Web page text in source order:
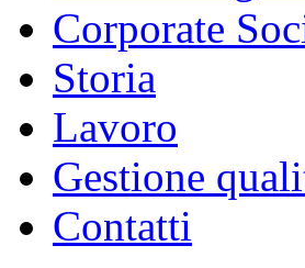
Corporate
Storia
Lavoro
Gestione
Contatti